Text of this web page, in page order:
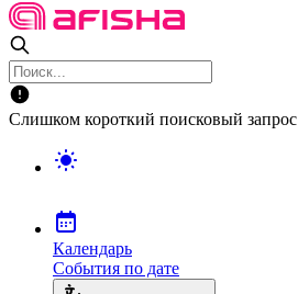
Слишком короткий поисковый запрос
Календарь
События по дате